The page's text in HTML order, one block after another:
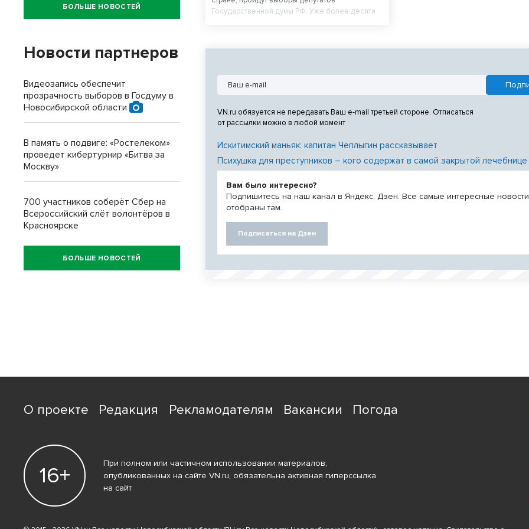
Государственной думы РФ. Уже более десяти
VN.ru обязуется не передавать Ваш e-mail третьей стороне. Отписаться
от рассылки можно в любой момент
Искитимский маньяк: капитан Чеплыгин рассказывает
Психушка для преступников – кого содержат в самой закрытой
Вам было интересно?
Подпишитесь на наш канал в Яндекс. Дзен. Все самые интересные новости
отобраны там.
Подписаться на Дзен
БОЛЬШЕ НОВОСТЕЙ
Новости партнеров
Видеозапись обеспечит
прозрачность выборов в Госдуму в
Новосибирской области
В память о подвиге: «Ростелеком»
проведет кибертурнир «Битва за
Москву»
700 участников соберёт Сбер на
Всероссийский слёт волонтёров в
Красноярске
БОЛЬШЕ НОВОСТЕЙ
О проекте Редакция Рекламодателям Вакансии Погода
16+
При полном или частичном использовании материалов,
опубликованных на сайте VN.ru, обязательна активная гиперссылка
на сайт